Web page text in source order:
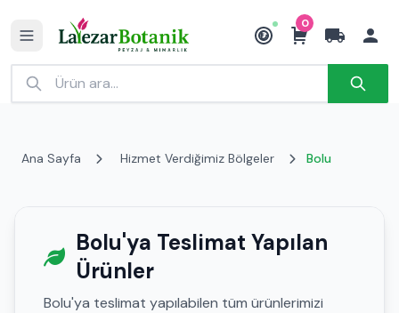
₺
0
Ana Sayfa Hizmet Verdiğimiz Bölgeler Bolu
Bolu'ya Teslimat Yapılan
Ürünler
Bolu'ya teslimat yapılabilen tüm ürünlerimizi